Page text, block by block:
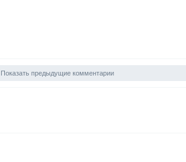
то и тысяча ри кажется одним.
Показать предыдущие комментарии